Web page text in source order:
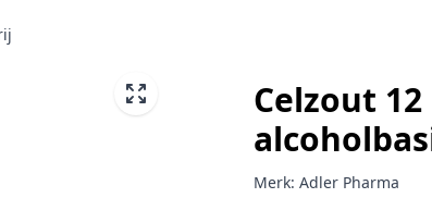
Celzout
Merk: Adler Pharma